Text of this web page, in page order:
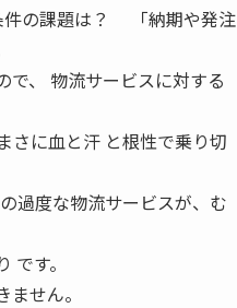
の課題は？ 「納期や発注
で、 物流サービスに対する
さに血と汗 と根性で乗り切
過度な物流サービスが、む
す。
せん。